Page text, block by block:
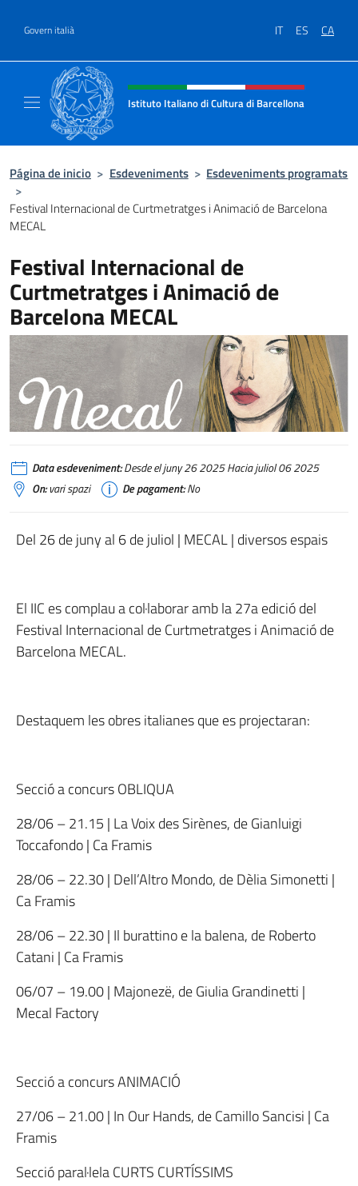
Govern italià IT ES CA
Intestazione sito, social e menù
Istituto Italiano di Cultura di Barcellona
Página de inicio > Esdeveniments > Esdeveniments programats
>
Festival Internacional de Curtmetratges i Animació de Barcelona
MECAL
Festival Internacional de
Curtmetratges i Animació de
Barcelona MECAL
Data esdeveniment:Desde el juny 26 2025 Hacia juliol 06 2025
On:vari spazi De pagament:No
Del 26 de juny al 6 de juliol | MECAL | diversos espais
El IIC es complau a col·laborar amb la 27a edició del
Festival Internacional de Curtmetratges i Animació de
Barcelona MECAL.
Destaquem les obres italianes que es projectaran:
Secció a concurs OBLIQUA
28/06 – 21.15 | La Voix des Sirènes, de Gianluigi
Toccafondo | Ca Framis
28/06 – 22.30 | Dell’Altro Mondo, de Dèlia Simonetti |
Ca Framis
28/06 – 22.30 | Il burattino e la balena, de Roberto
Catani | Ca Framis
06/07 – 19.00 | Majonezë, de Giulia Grandinetti |
Mecal Factory
Secció a concurs ANIMACIÓ
27/06 – 21.00 | In Our Hands, de Camillo Sancisi | Ca
Framis
Secció paral·lela CURTS CURTÍSSIMS